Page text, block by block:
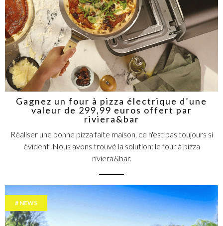
Gagnez un four à pizza électrique d’une
valeur de 299,99 euros offert par
riviera&bar
Réaliser une bonne pizza faite maison, ce n'est pas toujours si
évident. Nous avons trouvé la solution: le four à pizza
riviera&bar.
NEWS